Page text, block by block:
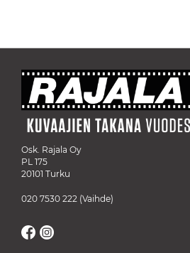
Osk. Rajala Oy
PL 175
20101 Turku
020 7530 222 (Vaihde)